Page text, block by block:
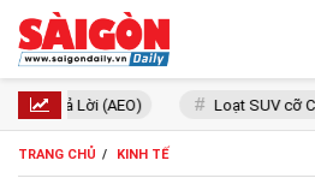
Loạt SUV cỡ C đua giảm giá:
TRANG CHỦ KINH TẾ